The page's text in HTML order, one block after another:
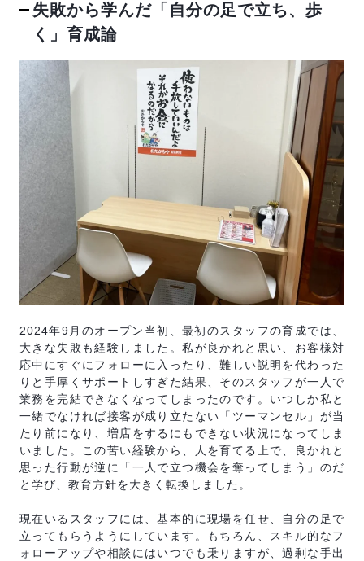
失敗から学んだ「自分の足で立ち、歩
く」育成論
2024年9月のオープン当初、最初のスタッフの育成では、
大きな失敗も経験しました。私が良かれと思い、お客様対
応中にすぐにフォローに入ったり、難しい説明を代わった
りと手厚くサポートしすぎた結果、そのスタッフが一人で
業務を完結できなくなってしまったのです。いつしか私と
一緒でなければ接客が成り立たない「ツーマンセル」が当
たり前になり、増店をするにもできない状況になってしま
いました。この苦い経験から、人を育てる上で、良かれと
思った行動が逆に「一人で立つ機会を奪ってしまう」のだ
と学び、教育方針を大きく転換しました。
現在いるスタッフには、基本的に現場を任せ、自分の足で
立ってもらうようにしています。もちろん、スキル的なフ
ォローアップや相談にはいつでも乗りますが、過剰な手出